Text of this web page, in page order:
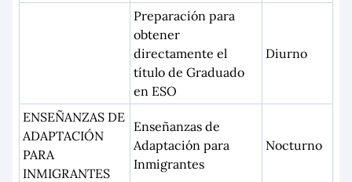
Preparación para
obtener
directamente el
título de Graduado
en ESO
Diurno
ENSEÑANZAS DE
ADAPTACIÓN
PARA
INMIGRANTES
Enseñanzas de
Adaptación para
Inmigrantes
Nocturno